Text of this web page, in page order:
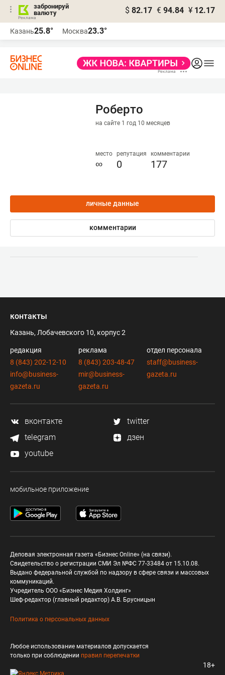
забронируй
валюту
$ 82.17 € 94.84 ¥ 12.17
Казань25.8° Москва23.3°
Роберто
на сайте 1 год 10 месяцев
место
∞
репутация
0
комментарии
177
личные данные
комментарии
контакты
Казань, Лобачевского 10, корпус 2
редакция
8 (843) 202-12-10
info@business-
gazeta.ru
реклама
8 (843) 203-48-47
mir@business-
gazeta.ru
отдел персонала
staff@business-
gazeta.ru
вконтакте
twitter
telegram
дзен
youtube
мобильное приложение
Деловая электронная газета «Бизнес Online» (на связи).
Свидетельство о регистрации СМИ Эл №ФС 77-33484 от 15.10.08.
Выдано федеральной службой по надзору в сфере связи и массовых
коммуникаций.
Учредитель ООО «Бизнес Медия Холдинг»
Шеф-редактор (главный редактор) А.В. Брусницын
Политика о персональных данных
Любое использование материалов допускается
только при соблюдении правил перепечатки
18+